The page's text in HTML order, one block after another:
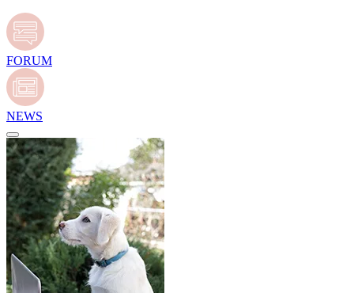
FORUM
NEWS